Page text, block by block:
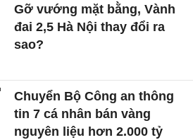
Gỡ vướng mặt bằng, Vành
đai 2,5 Hà Nội thay đổi ra
sao?
Chuyển Bộ Công an thông
tin 7 cá nhân bán vàng
nguyên liệu hơn 2.000 tỷ